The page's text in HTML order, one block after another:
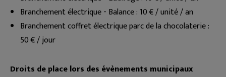
Branchement électrique - Balance : 10 € / unité / an
Branchement coffret électrique parc de la chocolaterie :
50 € / jour
Droits de place lors des évènements municipaux